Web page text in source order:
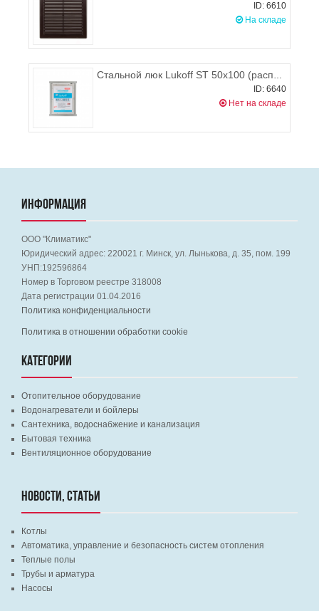
ID: 6610
На складе
Стальной люк Lukoff ST 50х100 (распашной)
ID: 6640
Нет на складе
ИНФОРМАЦИЯ
ООО "Климатикс"
Юридический адрес: 220021 г. Минск, ул. Лынькова, д. 35, пом. 199
УНП:192596864
Номер в Торговом реестре 318008
Дата регистрации 01.04.2016
Политика конфиденциальности
Политика в отношении обработки cookie
КАТЕГОРИИ
Отопительное оборудование
Водонагреватели и бойлеры
Сантехника, водоснабжение и канализация
Бытовая техника
Вентиляционное оборудование
НОВОСТИ, СТАТЬИ
Котлы
Автоматика, управление и безопасность систем отопления
Теплые полы
Трубы и арматура
Насосы